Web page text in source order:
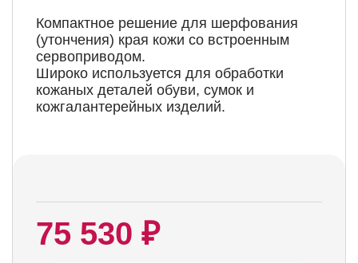
Компактное решение для шерфования
(утончения) края кожи со встроенным
сервоприводом.
Широко используется для обработки
кожаных деталей обуви, сумок и
кожгалантерейных изделий.
75 530 ₽